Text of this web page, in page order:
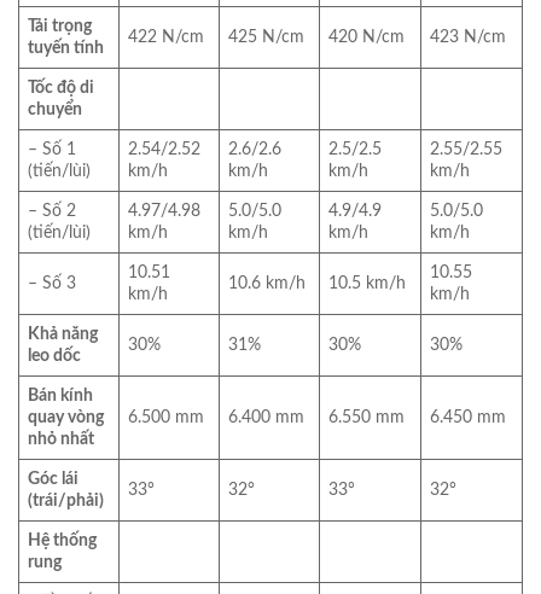
Tải trọng
tuyến tính
422 N/cm 425 N/cm 420 N/cm 423 N/cm
Tốc độ di
chuyển
– Số 1
(tiến/lùi)
2.54/2.52
km/h
2.6/2.6
km/h
2.5/2.5
km/h
2.55/2.55
km/h
– Số 2
(tiến/lùi)
4.97/4.98
km/h
5.0/5.0
km/h
4.9/4.9
km/h
5.0/5.0
km/h
– Số 3
10.51
km/h
10.6 km/h 10.5 km/h
10.55
km/h
Khả năng
leo dốc
30% 31% 30% 30%
Bán kính
quay vòng
nhỏ nhất
6.500 mm 6.400 mm 6.550 mm 6.450 mm
Góc lái
(trái/phải)
33° 32° 33° 32°
Hệ thống
rung